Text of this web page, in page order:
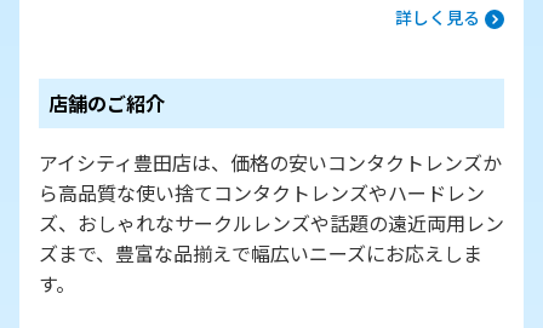
詳しく見る
店舗のご紹介
アイシティ豊田店は、価格の安いコンタクトレンズか
ら高品質な使い捨てコンタクトレンズやハードレン
ズ、おしゃれなサークルレンズや話題の遠近両用レン
ズまで、豊富な品揃えで幅広いニーズにお応えしま
す。